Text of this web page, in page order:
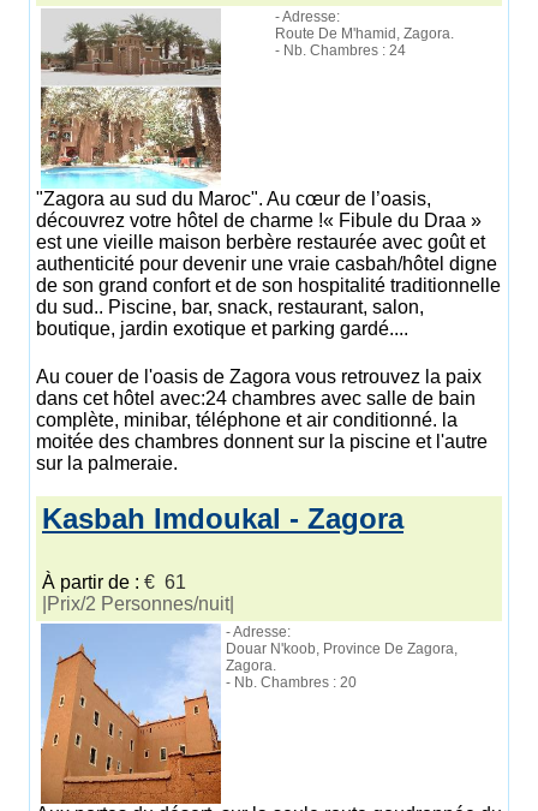
- Adresse:
Route De M'hamid, Zagora.
- Nb. Chambres : 24
"Zagora au sud du Maroc". Au cœur de l’oasis,
découvrez votre hôtel de charme !« Fibule du Draa »
est une vieille maison berbère restaurée avec goût et
authenticité pour devenir une vraie casbah/hôtel digne
de son grand confort et de son hospitalité traditionnelle
du sud.. Piscine, bar, snack, restaurant, salon,
boutique, jardin exotique et parking gardé....
Au couer de l'oasis de Zagora vous retrouvez la paix
dans cet hôtel avec:24 chambres avec salle de bain
complète, minibar, téléphone et air conditionné. la
moitée des chambres donnent sur la piscine et l'autre
sur la palmeraie.
Kasbah Imdoukal - Zagora
À partir de : € 61
|Prix/2 Personnes/nuit|
- Adresse:
Douar N'koob, Province De Zagora,
Zagora.
- Nb. Chambres : 20